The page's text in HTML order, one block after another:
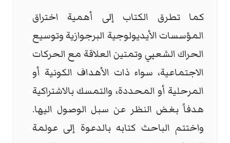
كما تطرق الكتاب إلى أهمية اختراق
المؤسسات الأيديولوجية البرجوازية وتوسيع
الحراك الشعبي وتمتين العلاقة مع الحركات
الاجتماعية، سواء ذات الأهداف الكونية أو
المرحلية أو المحددة، والتمسك بالاشتراكية
هدفاً بغض النظر عن سبل الوصول اليها.
واختتم الباحث كتابه بالدعوة إلى عولمة